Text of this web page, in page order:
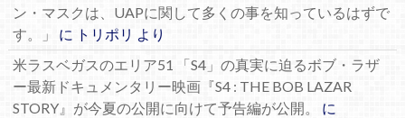
ン・マスクは、UAPに関して多くの事を知っているはずで
す。」
に トリポリ より
米ラスベガスのエリア51 「S4」の真実に迫るボブ・ラザ
ー最新ドキュメンタリー映画『S4 : THE BOB LAZAR
STORY』が今夏の公開に向けて予告編が公開。
に